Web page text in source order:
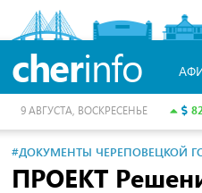
cherinfo
9 АВГУСТА, ВОСКРЕСЕНЬЕ
#ДОКУМЕНТЫ ЧЕРЕПОВЕЦКОЙ
ПРОЕКТ